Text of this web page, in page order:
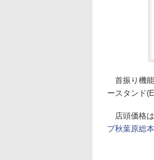
首振り機能
ースタンド
店頭価格は
プ秋葉原総